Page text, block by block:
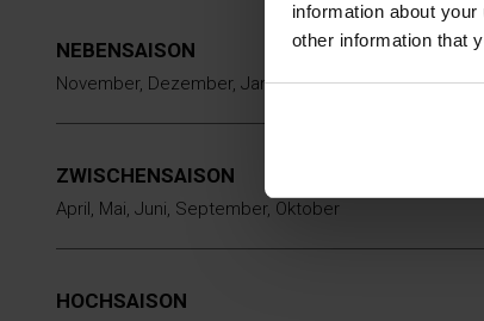
information about
other information that
NEBENSAISON
November, Dezember, Januar, Februar, März
ZWISCHENSAISON
April, Mai, Juni, September, Oktober
HOCHSAISON